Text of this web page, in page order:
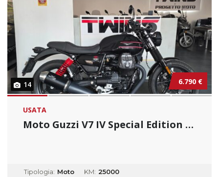
14 6.790 €
USATA
Moto Guzzi V7 IV Special Edition _ Usato Per...
Tipologia: Moto KM: 25000